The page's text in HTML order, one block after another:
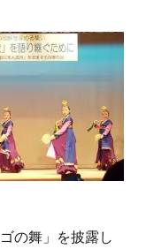
の舞」を披露し